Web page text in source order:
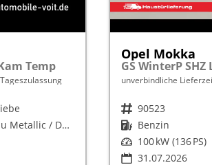
Temp
Kolibri Blau Metallic / Dachfarb
Opel Mokka
GS WinterP
unverbindliche
Fahrzeugnr. 90523
Kraftstoff Benzin
Leistung 100 kW (136 PS)
31.07.2026